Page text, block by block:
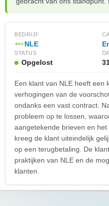
BEDRIJF
NLE
STATUS
Opgelost
Een klant van NLE heeft een
verhogingen van de
ondanks een vast contract.
probleem op te lossen,
aangetekende brieven en
kreeg de klant uiteindelijk
op een terugbetaling. De
praktijken van NLE en de
klanten.